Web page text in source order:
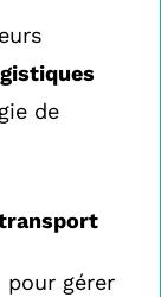
de
gérer